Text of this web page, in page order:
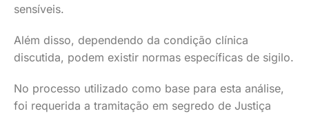
sensíveis.
Além disso, dependendo da condição clínica
discutida, podem existir normas específicas de sigilo.
No processo utilizado como base para esta análise,
foi requerida a tramitação em segredo de Justiça